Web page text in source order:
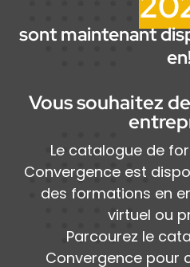
sont maintenant
Vous souhaitez
Le catalogue de
Convergence est
des formations en
virtuel ou
Parcourez le
Convergence pour